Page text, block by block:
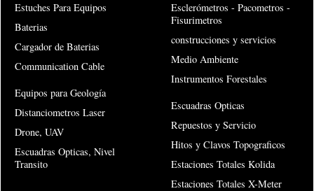
Estuches Para Equipos
Baterias
Cargador de Baterias
Communication Cable
Esclerómetros - Pacometros -
Fisurimetros
construcciones y servicios
Medio Ambiente
Instrumentos Forestales
Equipos para Geología
Distanciometros Laser
Drone, UAV
Escuadras Opticas, Nivel
Transito
Escuadras Opticas
Repuestos y Servicio
Hitos y Clavos Topograficos
Estaciones Totales Kolida
Estaciones Totales X-Meter